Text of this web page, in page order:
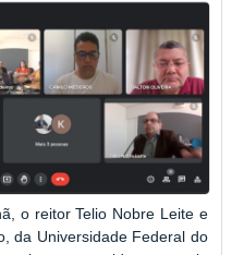
o reitor Telio Nobre Leite e
da Universidade Federal do